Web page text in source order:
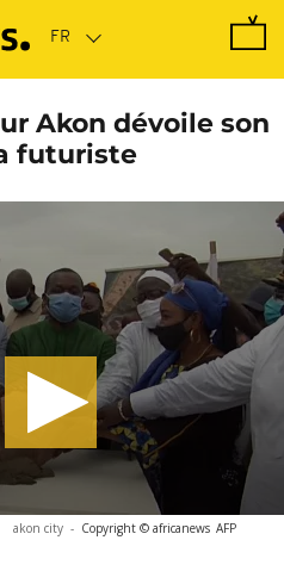
Akon dévoile son
futuriste
akon city - Copyright © africanews AFP